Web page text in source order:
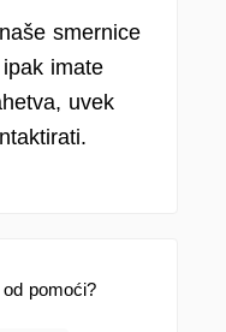
smernice
imate
uvek
pomoći?